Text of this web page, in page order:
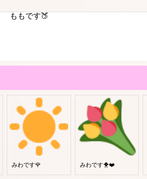
ももです🍑
みわです🌹 みわです🐥❤️